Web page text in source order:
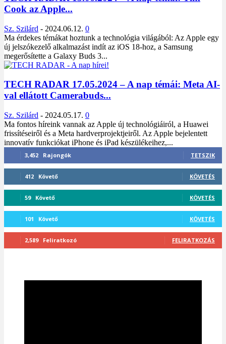
Cook az Apple...
Sz. Szilárd - 2024.06.12. 0
Ma érdekes témákat hoztunk a technológia világából: Az Apple egy
új jelszókezelő alkalmazást indít az iOS 18-hoz, a Samsung
megerősítette a Galaxy Buds 3...
TECH RADAR 17.05.2024 – A nap témái: Meta AI-
val ellátott Camerabuds...
Sz. Szilárd - 2024.05.17. 0
Ma fontos híreink vannak az Apple új technológiáiról, a Huawei
frissítéseiről és a Meta hardverprojektjeiről. Az Apple bejelentett
innovatív funkciókat iPhone és iPad készülékeihez,...
3,452 Rajongók TETSZIK
412 Követő KÖVETÉS
59 Követő KÖVETÉS
101 Követő KÖVETÉS
2,589 Feliratkozó FELIRATKOZÁS